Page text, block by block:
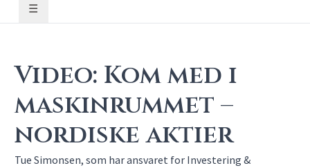
☰
Video: Kom med i
maskinrummet –
nordiske aktier
Tue Simonsen, som har ansvaret for Investering &